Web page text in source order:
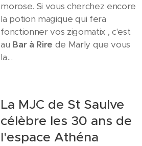
morose. Si vous cherchez encore
la potion magique qui fera
fonctionner vos zigomatix , c'est
au Bar à Rire de Marly que vous
la...
La MJC de St Saulve
célèbre les 30 ans de
l'espace Athéna